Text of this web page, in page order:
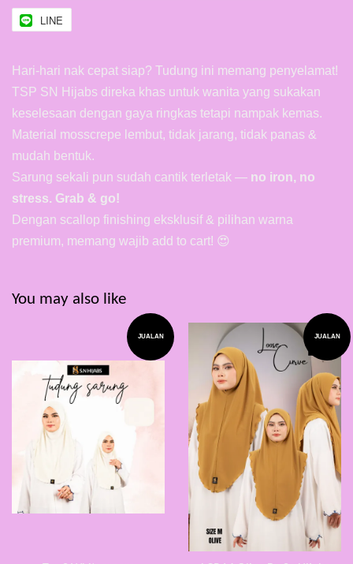
LINE
Hari-hari nak cepat siap? Tudung ini memang penyelamat!
TSP SN Hijabs direka khas untuk wanita yang sukakan
keselesaan dengan gaya ringkas tetapi nampak kemas.
Material mosscrepe lembut, tidak jarang, tidak panas &
mudah bentuk.
Sarung sekali pun sudah cantik terletak — no iron, no
stress. Grab & go!
Dengan scallop finishing eksklusif & pilihan warna
premium, memang wajib add to cart! 😍
You may also like
JUALAN JUALAN